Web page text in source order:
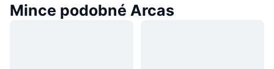
Mince podobné Arcas